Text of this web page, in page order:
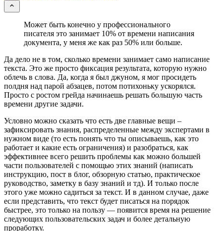
Может быть конечно у профессионального
писателя это занимает 10% от времени написания
документа, у меня же как раз 50% или больше.
Да дело не в том, сколько времени занимает само написание
текста. Это же просто фиксация результата, которую нужно
облечь в слова. Да, когда я был джуном, я мог просидеть
полдня над парой абзацев, потом потихоньку ускорялся.
Просто с ростом грейда начинаешь решать большую часть
времени другие задачи.
Условно можно сказать что есть две главные вещи –
зафиксировать знания, распределенные между экспертами в
нужном виде (то есть понять что ты описываешь, как это
работает и какие есть ограничения) и разобраться, как
эффективнее всего решить проблемы как можно большей
части пользователей с помощью этих знаний (написать
инструкцию, пост в блог, обзорную статью, практическое
руководство, заметку в базу знаний и тд). И только после
этого уже можно садиться за текст. И в данном случае, даже
если представить, что текст будет писаться на порядок
быстрее, это только на пользу — появится время на решение
следующих пользовательских задач и более детальную
проработку.